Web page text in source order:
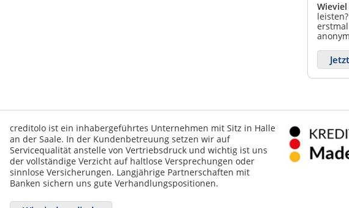
creditolo ist ein inhabergeführtes Unternehmen mit Sitz in Halle
an der Saale. In der Kundenbetreuung setzen wir auf
Servicequalität anstelle von Vertriebsdruck und wichtig ist uns
der vollständige Verzicht auf haltlose Versprechungen oder
sinnlose Versicherungen. Langjährige Partnerschaften mit
Banken sichern uns gute Verhandlungspositionen.